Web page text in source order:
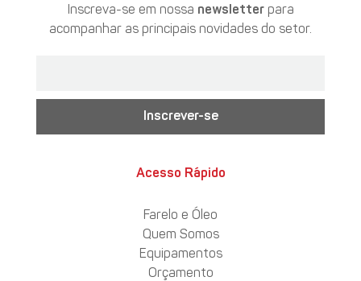
Inscreva-se em nossa newsletterpara
acompanhar as principais novidades do setor.
Inscrever-se
Acesso Rápido
Farelo e Óleo
Quem Somos
Equipamentos
Orçamento